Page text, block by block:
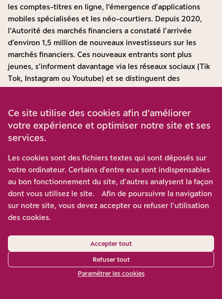
les comptes-titres en ligne, l’émergence d’applications
mobiles spécialisées et les néo-courtiers. Depuis 2020,
l’Autorité des marchés financiers a constaté l’arrivée
d’environ 1,5 million de nouveaux investisseurs sur les
marchés financiers. Ces nouveaux entrants sont plus
jeunes, s’informent davantage via les réseaux sociaux (Tik
Tok, Instagram ou Youtube) et se distinguent des
risque, mais leurs connaissances financières restent
perfectibles. Certains surestiment leurs compétences et
peuvent se révéler plus vulnérables aux arnaques à
Même si les encours restent modestes, ces épargnants
sont donc plus enclins à prendre des risques et plus
opportunistes dans leur rapport à l’épargne. Ces
Ce site utilise des cookies afin d’améliorer
votre expérience et optimiser notre site et ses
services.
Les cookies sont des fichiers textes qui sont déposés sur
votre ordinateur. Certains d’entre eux sont indispensables
au bon fonctionnement du site, d’autres analysent la façon
dont vous utilisez le site. Afin de poursuivre la navigation
sur notre site, vous devez accepter ou refuser l’utilisation
des cookies.
Accepter tout
Refuser tout
Paramétrer les cookies